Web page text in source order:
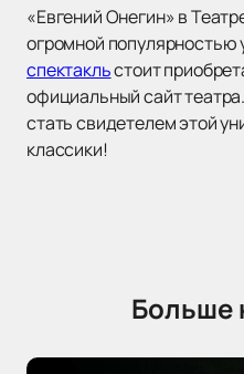
«Евгений Онегин» в
огромной популярностью
спектакльстоит
официальный сайт
стать свидетелем этой
классики!
Больше